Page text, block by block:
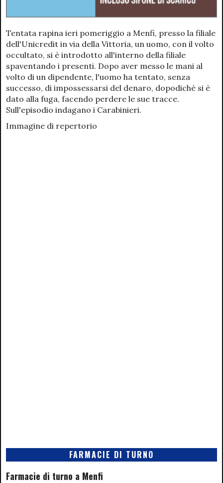
Tentata rapina ieri pomeriggio a Menfi, presso la filiale
dell'Unicredit in via della Vittoria, un uomo, con il volto
occultato, si è introdotto all'interno della filiale
spaventando i presenti. Dopo aver messo le mani al
volto di un dipendente, l'uomo ha tentato, senza
successo, di impossessarsi del denaro, dopodiché si è
dato alla fuga, facendo perdere le sue tracce.
Sull'episodio indagano i Carabinieri.
Immagine di repertorio
FARMACIE DI TURNO
Farmacie di turno a Menfi